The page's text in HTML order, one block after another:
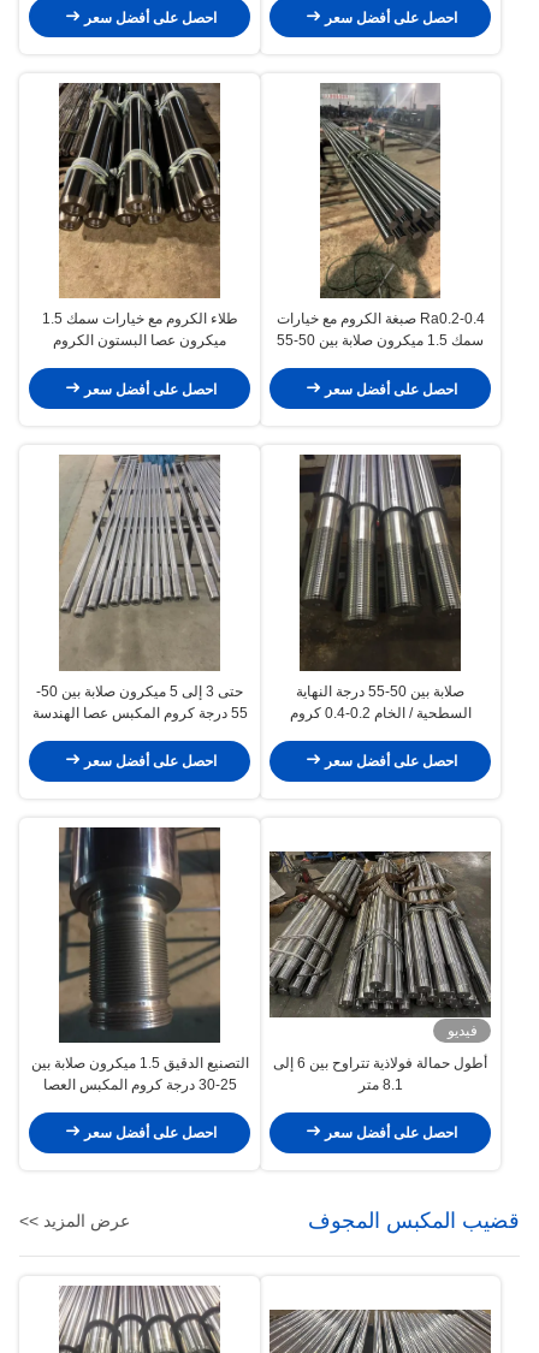
احصل على أفضل سعر
احصل على أفضل سعر
Ra0.2-0.4 صبغة الكروم مع خيارات
سمك 1.5 ميكرون صلابة بين 50-55
البستون الكروم
احصل على أفضل سعر
طلاء الكروم مع خيارات سمك 1.5
ميكرون عصا البستون الكروم
احصل على أفضل سعر
صلابة بين 50-55 درجة النهاية
السطحية / الخام 0.2-0.4 كروم
احصل على أفضل سعر
حتى 3 إلى 5 ميكرون صلابة بين 50-
55 درجة كروم المكبس عصا الهندسة
احصل على أفضل سعر
فيديو
أطول حمالة فولاذية تتراوح بين 6 إلى
8.1 متر
احصل على أفضل سعر
التصنيع الدقيق 1.5 ميكرون صلابة بين
25-30 درجة كروم المكبس العصا
احصل على أفضل سعر
قضيب المكبس المجوف عرض المزيد >>